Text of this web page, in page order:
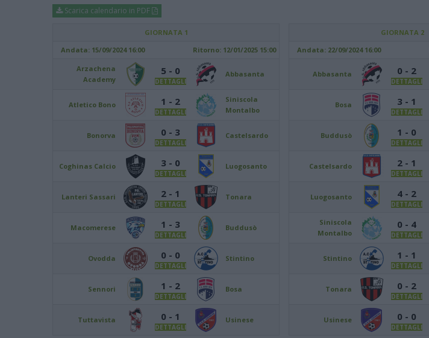
Scarica calendario in PDF
GIORNATA 1
Andata: 15/09/2024 16:00 Ritorno: 12/01/2025 15:00
Arzachena
Academy
5 - 0
DETTAGLI
Abbasanta
Atletico Bono 1 - 2
DETTAGLI
Siniscola
Montalbo
Bonorva 0 - 3
DETTAGLI
Castelsardo
Coghinas Calcio 3 - 0
DETTAGLI
Luogosanto
Lanteri Sassari 2 - 1
DETTAGLI
Tonara
Macomerese 1 - 3
DETTAGLI
Buddusò
Ovodda 0 - 0
DETTAGLI
Stintino
Sennori 1 - 2
DETTAGLI
Bosa
Tuttavista 0 - 1
DETTAGLI
Usinese
GIORNATA 2
Andata: 22/09/2024 16:00
Abbasanta 0 - 2
DETTAGLI
Bosa 3 - 1
DETTAGLI
Buddusò 1 - 0
DETTAGLI
Castelsardo 2 - 1
DETTAGLI
Luogosanto 4 - 2
DETTAGLI
Siniscola
Montalbo
0 - 4
DETTAGLI
Stintino 1 - 1
DETTAGLI
Tonara 0 - 2
DETTAGLI
Usinese 0 - 0
DETTAGLI